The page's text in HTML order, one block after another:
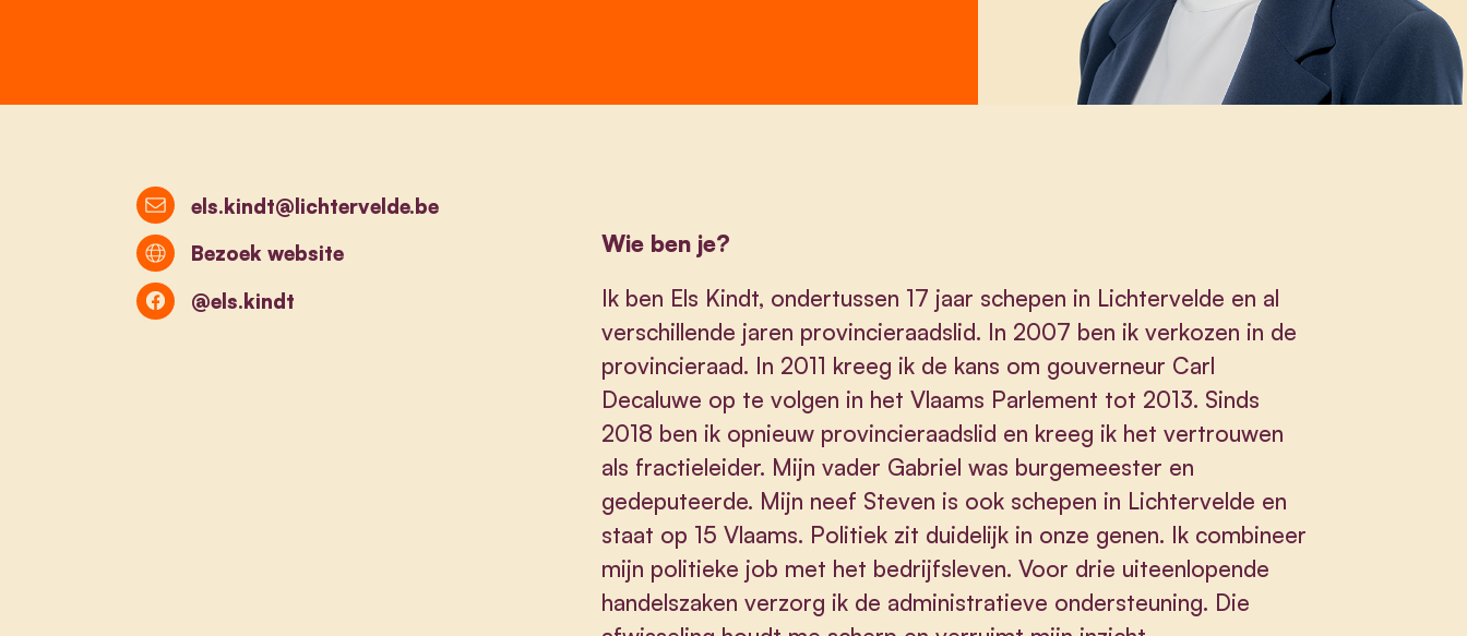
Wie ben je?
Ik ben Els Kindt, ondertussen 17 jaar schepen in Lichtervelde en al
verschillende jaren provincieraadslid. In 2007 ben ik verkozen in de
provincieraad. In 2011 kreeg ik de kans om gouverneur Carl
Decaluwe op te volgen in het Vlaams Parlement tot 2013. Sinds
2018 ben ik opnieuw provincieraadslid en kreeg ik het vertrouwen
als fractieleider. Mijn vader Gabriel was burgemeester en
gedeputeerde. Mijn neef Steven is ook schepen in Lichtervelde en
staat op 15 Vlaams. Politiek zit duidelijk in onze genen. Ik combineer
mijn politieke job met het bedrijfsleven. Voor drie uiteenlopende
handelszaken verzorg ik de administratieve ondersteuning. Die
els.kindt@lichtervelde.be
Bezoek website
@els.kindt